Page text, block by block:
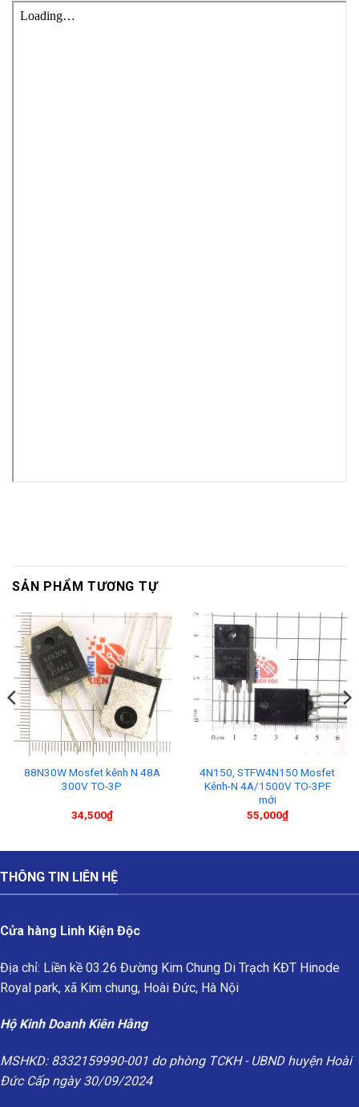
SẢN PHẨM TƯƠNG TỰ
88N30W Mosfet kênh N 48A
300V TO-3P
34,500₫
4N150, STFW4N150 Mosfet
Kênh-N 4A/1500V TO-3PF
mới
55,000₫
THÔNG TIN LIÊN HỆ
Cửa hàng Linh Kiện Độc
Địa chỉ: Liền kề 03.26 Đường Kim Chung Di Trạch KĐT Hinode
Royal park, xã Kim chung, Hoài Đức, Hà Nội
Hộ Kinh Doanh Kiên Hằng
MSHKD: 8332159990-001 do phòng TCKH - UBND huyện Hoài
Đức Cấp ngày 30/09/2024